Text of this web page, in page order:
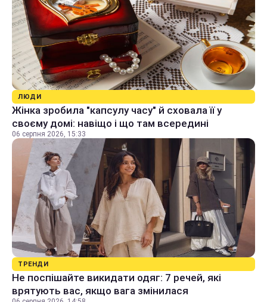
ЛЮДИ
Жінка зробила "капсулу часу" й сховала її у
своєму домі: навіщо і що там всередині
06 серпня 2026, 15:33
ТРЕНДИ
Не поспішайте викидати одяг: 7 речей, які
врятують вас, якщо вага змінилася